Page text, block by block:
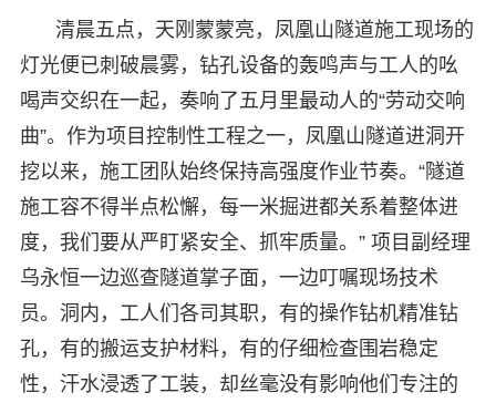
清晨五点，天刚蒙蒙亮，凤凰山隧道施工现场的
灯光便已刺破晨雾，钻孔设备的轰鸣声与工人的吆
喝声交织在一起，奏响了五月里最动人的“劳动交响
曲”。作为项目控制性工程之一，凤凰山隧道进洞开
挖以来，施工团队始终保持高强度作业节奏。“隧道
施工容不得半点松懈，每一米掘进都关系着整体进
度，我们要从严盯紧安全、抓牢质量。” 项目副经理
乌永恒一边巡查隧道掌子面，一边叮嘱现场技术
员。洞内，工人们各司其职，有的操作钻机精准钻
孔，有的搬运支护材料，有的仔细检查围岩稳定
性，汗水浸透了工装，却丝毫没有影响他们专注的